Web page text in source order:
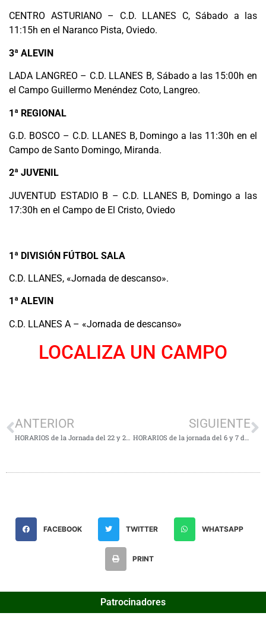
CENTRO ASTURIANO – C.D. LLANES C, Sábado a las
11:15h en el Naranco Pista, Oviedo.
3ª ALEVIN
LADA LANGREO – C.D. LLANES B, Sábado a las 15:00h en
el Campo Guillermo Menéndez Coto, Langreo.
1ª REGIONAL
G.D. BOSCO – C.D. LLANES B, Domingo a las 11:30h en el
Campo de Santo Domingo, Miranda.
2ª JUVENIL
JUVENTUD ESTADIO B – C.D. LLANES B, Domingo a las
17:30h en el Campo de El Cristo, Oviedo
1ª DIVISIÓN FÚTBOL SALA
C.D. LLANES, «Jornada de descanso».
1ª ALEVIN
C.D. LLANES A – «Jornada de descanso»
LOCALIZA UN CAMPO
ANTERIOR SIGUIENTE
FACEBOOK TWITTER WHATSAPP
PRINT
Patrocinadores